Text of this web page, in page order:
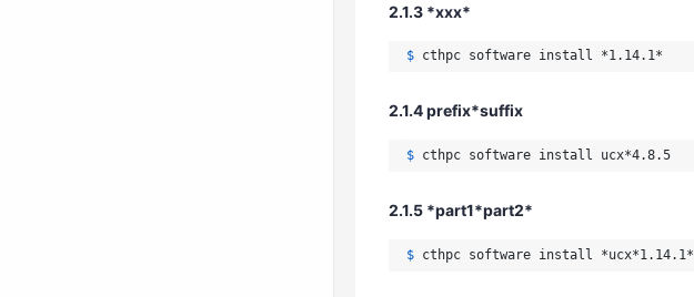
2.1.3 *xxx*
$ cthpc software install *1.14.1*
2.1.4 prefix*suffix
$ cthpc software install ucx*4.8.5
2.1.5 *part1*part2*
$ cthpc software install *ucx*1.14.1*